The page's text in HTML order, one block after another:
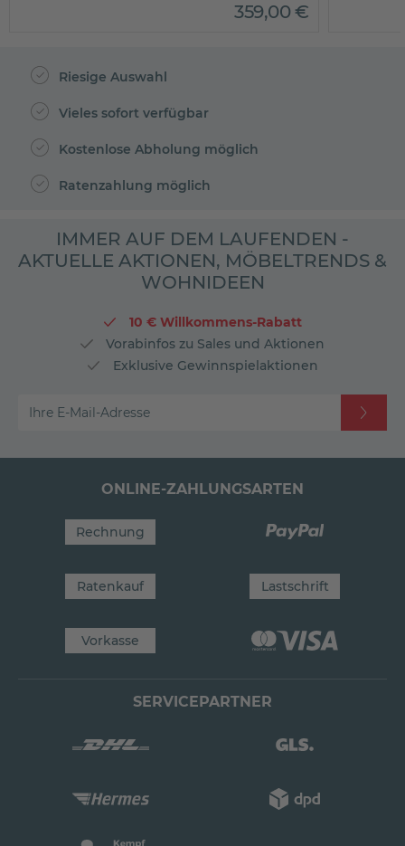
359,00€
Riesige Auswahl
Vieles sofort verfügbar
Kostenlose Abholung möglich
Ratenzahlung möglich
IMMER AUF DEM LAUFENDEN -
AKTUELLE AKTIONEN, MÖBELTRENDS &
WOHNIDEEN
10 € Willkommens-Rabatt
Vorabinfos zu Sales und Aktionen
Exklusive Gewinnspielaktionen
Ihre E-Mail-Adresse
ONLINE-ZAHLUNGSARTEN
Rechnung
Ratenkauf Lastschrift
Vorkasse
SERVICEPARTNER